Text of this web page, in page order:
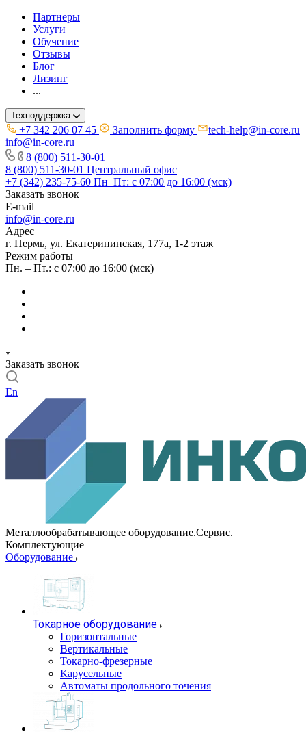
Партнеры
Услуги
Обучение
Отзывы
Блог
Лизинг
...
Техподдержка
+7 342 206 07 45 Заполнить форму
tech-help@in-core.ru
info@in-core.ru
8 (800) 511-30-01
8 (800) 511-30-01 Центральный офис
+7 (342) 235-75-60 Пн–Пт: с 07:00 до 16:00 (мск)
Заказать звонок
E-mail
info@in-core.ru
Адрес
г. Пермь, ул. ​Екатерининская, 177а, ​1-2 этаж
Режим работы
Пн. – Пт.: с 07:00 до 16:00 (мск)
Заказать звонок
En
Металлообрабатывающее оборудование.Сервис.
Комплектующие
Оборудование
Токарное оборудование
Горизонтальные
Вертикальные
Токарно-фрезерные
Карусельные
Автоматы продольного точения